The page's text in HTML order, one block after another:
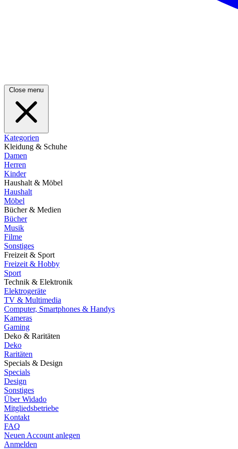
Close menu
Kategorien
Kleidung & Schuhe
Damen
Herren
Kinder
Haushalt & Möbel
Haushalt
Möbel
Bücher & Medien
Bücher
Musik
Filme
Sonstiges
Freizeit & Sport
Freizeit & Hobby
Sport
Technik & Elektronik
Elektrogeräte
TV & Multimedia
Computer, Smartphones & Handys
Kameras
Gaming
Deko & Raritäten
Deko
Raritäten
Specials & Design
Specials
Design
Sonstiges
Über Widado
Mitgliedsbetriebe
Kontakt
FAQ
Neuen Account anlegen
Anmelden